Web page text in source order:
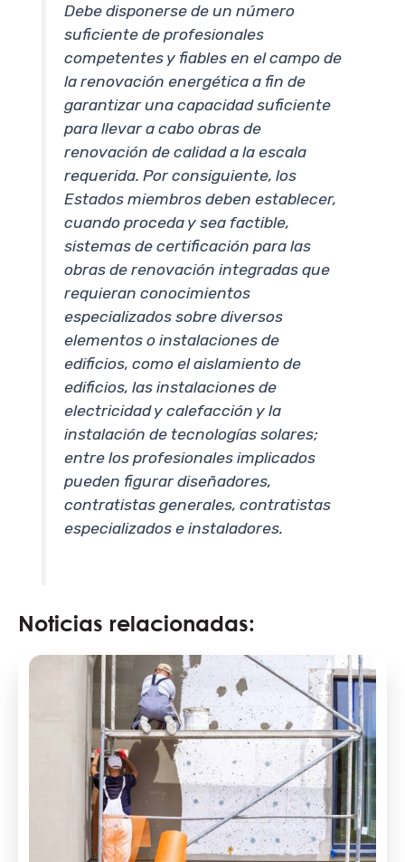
Debe disponerse de un número
suficiente de profesionales
competentes y fiables en el campo de
la renovación energética a fin de
garantizar una capacidad suficiente
para llevar a cabo obras de
renovación de calidad a la escala
requerida. Por consiguiente, los
Estados miembros deben establecer,
cuando proceda y sea factible,
sistemas de certificación para las
obras de renovación integradas que
requieran conocimientos
especializados sobre diversos
elementos o instalaciones de
edificios, como el aislamiento de
edificios, las instalaciones de
electricidad y calefacción y la
instalación de tecnologías solares;
entre los profesionales implicados
pueden figurar diseñadores,
contratistas generales, contratistas
especializados e instaladores.
Noticias relacionadas: